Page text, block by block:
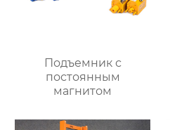
Подъемник с
постоянным
магнитом